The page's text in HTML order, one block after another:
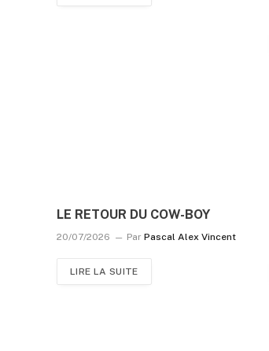
LE RETOUR DU COW-BOY
20/07/2026 Par Pascal Alex Vincent
LIRE LA SUITE